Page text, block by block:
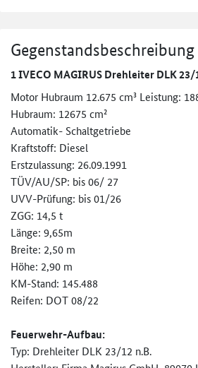
Gegenstandsbeschreibung
1 IVECO MAGIRUS Drehleiter DLK 23/
Motor Hubraum 12.675 cm³ Leistung:
Hubraum: 12675 cm²
Automatik- Schaltgetriebe
Kraftstoff: Diesel
Erstzulassung: 26.09.1991
TÜV/AU/SP: bis 06/ 27
UVV-Prüfung: bis 01/26
ZGG: 14,5 t
Länge: 9,65m
Breite: 2,50 m
Höhe: 2,90 m
KM-Stand: 145.488
Reifen: DOT 08/22
Feuerwehr-Aufbau:
Typ: Drehleiter DLK 23/12 n.B.